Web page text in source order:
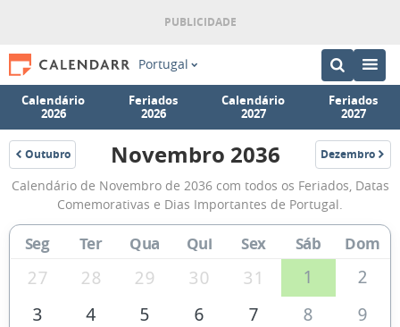
Portugal
Calendário
2026
Feriados
2026
Calendário
2027
Feriados
2027
Outubro
2036
Calendário
de
Novembro
de
2036
Novembro 2036 Dezembro
2036
Calendário de Novembro de 2036 com todos os Feriados, Datas
Comemorativas e Dias Importantes de Portugal.
Seg Ter Qua Qui Sex Sáb Dom
27 28 29 30 31 1
2
3
4 5 6 7 8
9